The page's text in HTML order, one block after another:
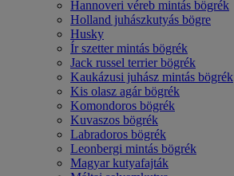
Hannoveri véreb mintás bögrék
Holland juhászkutyás bögre
Husky
Ír szetter mintás bögrék
Jack russel terrier bögrék
Kaukázusi juhász mintás bögrék
Kis olasz agár bögrék
Komondoros bögrék
Kuvaszos bögrék
Labradoros bögrék
Leonbergi mintás bögrék
Magyar kutyafajták